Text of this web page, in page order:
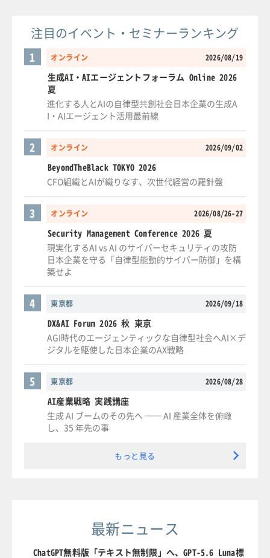
注目のイベント・セミナーランキング
オンライン 2026/08/19
1
生成AI・AIエージェントフォーラム Online 2026
夏
進化する人とAIの自律型共創社会日本企業の生成A
I・AIエージェント活用最前線
オンライン 2026/09/02
2
BeyondTheBlack TOKYO 2026
CFO組織とAIが織りなす、次世代経営の羅針盤
オンライン 2026/08/26-27
3
Security Management Conference 2026 夏
現実化するAI vs AI のサイバーセキュリティの攻防
日本企業を守る「自律型能動的サイバー防御」を構
築せよ
東京都 2026/09/18
4
DX&AI Forum 2026 秋 東京
AGI時代のエージェンティックな自律型社会へAI×デ
ジタルを駆使した日本企業のAX戦略
東京都 2026/08/28
5
AI産業戦略 実践講座
生成 AI ブームのその先へ ── AI 産業全体を俯瞰
し、35 年先の事
もっと見る
最新ニュース
ChatGPT無料版「テキスト無制限」へ、GPT-5.6 Luna標